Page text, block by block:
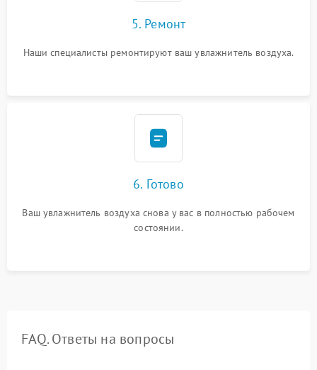
5. Ремонт
Наши специалисты ремонтируют ваш увлажнитель воздуха.
6. Готово
Ваш увлажнитель воздуха снова у вас в полностью рабочем
состоянии.
FAQ. Ответы на вопросы